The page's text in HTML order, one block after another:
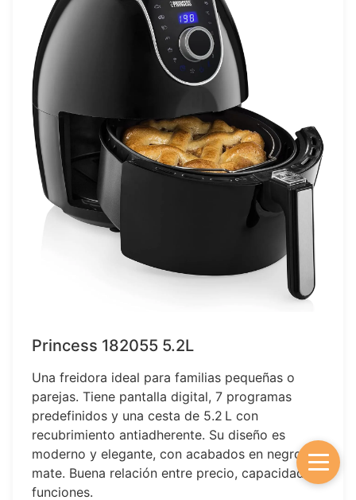
Princess 182055 5.2L
Una freidora ideal para familias pequeñas o
parejas. Tiene pantalla digital, 7 programas
predefinidos y una cesta de 5.2 L con
recubrimiento antiadherente. Su diseño es
moderno y elegante, con acabados en negro
mate. Buena relación entre precio, capacidad y
funciones.